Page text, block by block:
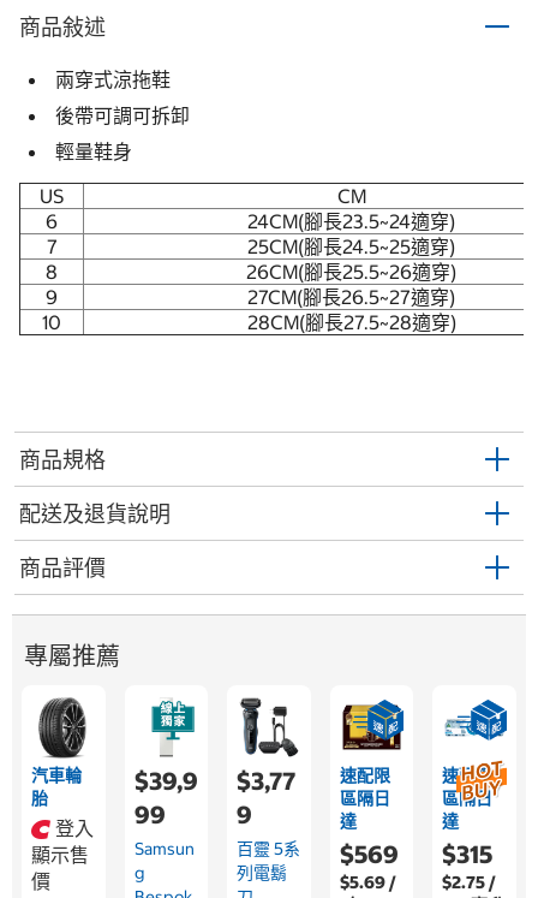
商品敍述
兩穿式涼拖鞋
後帶可調可拆卸
輕量鞋身
US
CM
6
24CM(腳長23.5~24適穿)
7
25CM(腳長24.5~25適穿)
8
26CM(腳長25.5~26適穿)
9
27CM(腳長26.5~27適穿)
10
28CM(腳長27.5~28適穿)
商品規格
配送及退貨說明
商品評價
專屬推薦
汽車輪
胎
登入
顯示售
價
$39,9
99
Samsun
G
$3,77
9
百靈 5系
列電鬍
速配限
區隔日
達
$569
$5.69 /
速配限
區隔日
達
$315
$2.75 /